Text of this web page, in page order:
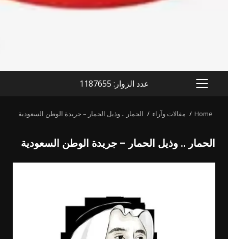
PRIMARY
عدد الزوار: 1187655
Home مقالات وآراء الحمار .. وذيل الحمار – جريدة الوطن السعودية
الحمار .. وذيل الحمار – جريدة الوطن السعودية